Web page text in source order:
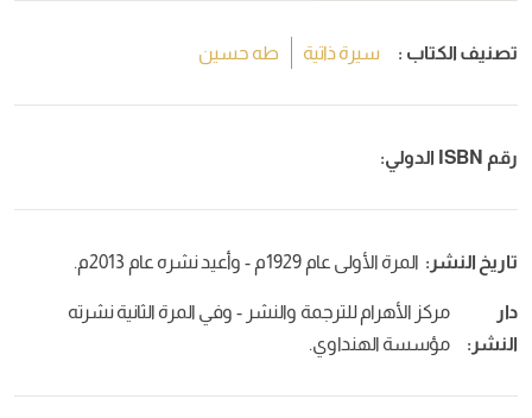
تصنيف الكتاب : سيرة ذاتية طه حسين
رقم ISBN الدولي:
تاريخ النشر: المرة الأولى عام 1929م - وأعيد نشره عام 2013م.
دار
النشر:
مركز الأهرام للترجمة والنشر - وفي المرة الثانية نشرته
مؤسسة الهنداوي.